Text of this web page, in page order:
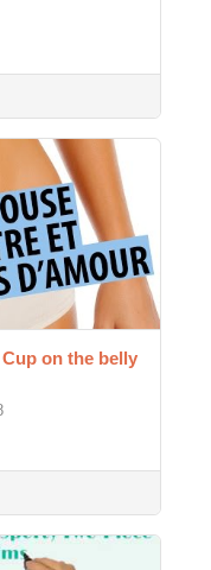
on the belly